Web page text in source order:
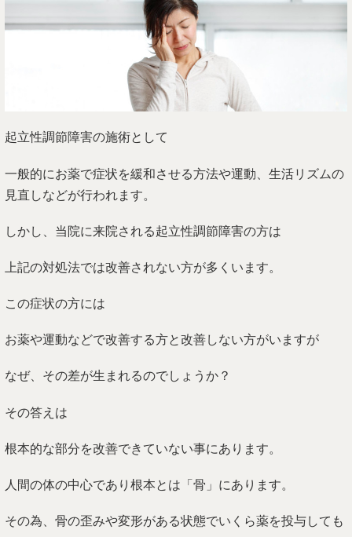
起立性調節障害の施術として
一般的にお薬で症状を緩和させる方法や運動、生活リズムの
見直しなどが行われます。
しかし、当院に来院される起立性調節障害の方は
上記の対処法では改善されない方が多くいます。
この症状の方には
お薬や運動などで改善する方と改善しない方がいますが
なぜ、その差が生まれるのでしょうか？
その答えは
根本的な部分を改善できていない事にあります。
人間の体の中心であり根本とは「骨」にあります。
その為、骨の歪みや変形がある状態でいくら薬を投与しても